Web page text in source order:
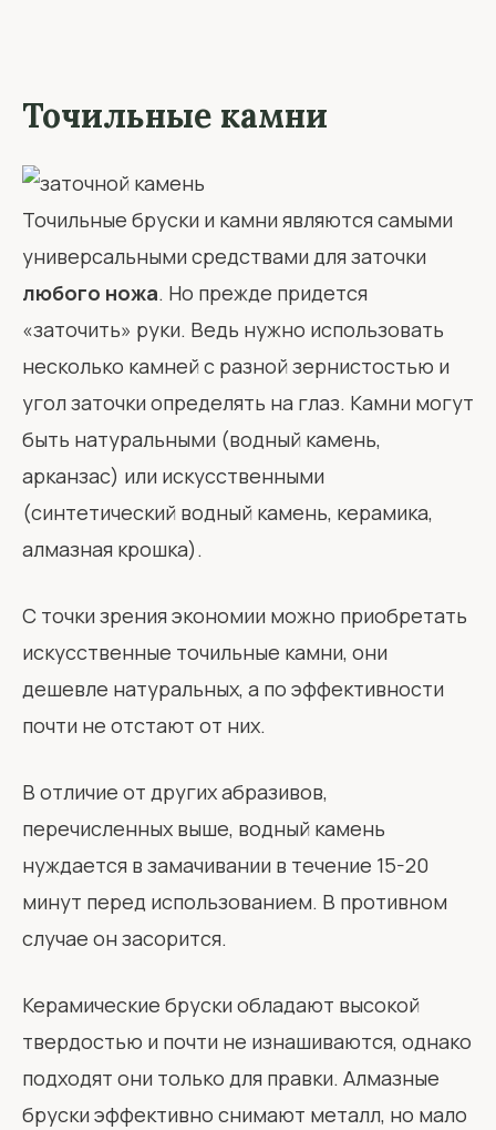
Точильные камни
Точильные бруски и камни являются самыми
универсальными средствами для заточки
любого ножа. Но прежде придется
«заточить» руки. Ведь нужно использовать
несколько камней с разной зернистостью и
угол заточки определять на глаз. Камни могут
быть натуральными (водный камень,
арканзас) или искусственными
(синтетический водный камень, керамика,
алмазная крошка).
С точки зрения экономии можно приобретать
искусственные точильные камни, они
дешевле натуральных, а по эффективности
почти не отстают от них.
В отличие от других абразивов,
перечисленных выше, водный камень
нуждается в замачивании в течение 15-20
минут перед использованием. В противном
случае он засорится.
Керамические бруски обладают высокой
твердостью и почти не изнашиваются, однако
подходят они только для правки. Алмазные
бруски эффективно снимают металл, но мало